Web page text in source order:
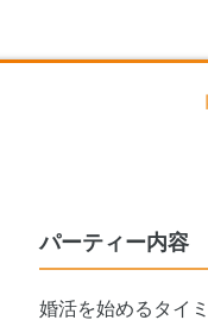
パーティー内容
婚活を始めるタイ